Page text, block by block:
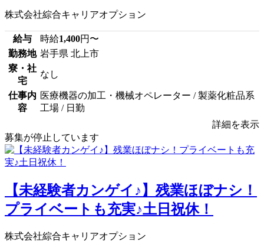
株式会社綜合キャリアオプション
給与 時給1,400円〜
勤務地 岩手県 北上市
寮・社
宅
なし
仕事内
容
医療機器の加工・機械オペレーター / 製薬化粧品系
工場 / 日勤
詳細を表示
募集が停止しています
【未経験者カンゲイ♪】残業ほぼナシ！
プライベートも充実♪土日祝休！
株式会社綜合キャリアオプション